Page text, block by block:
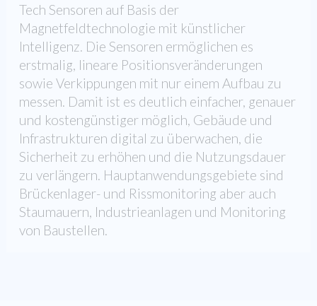
Tech Sensoren auf Basis der
Magnetfeldtechnologie mit künstlicher
Intelligenz. Die Sensoren ermöglichen es
erstmalig, lineare Positionsveränderungen
sowie Verkippungen mit nur einem Aufbau zu
messen. Damit ist es deutlich einfacher, genauer
und kostengünstiger möglich, Gebäude und
Infrastrukturen digital zu überwachen, die
Sicherheit zu erhöhen und die Nutzungsdauer
zu verlängern. Hauptanwendungsgebiete sind
Brückenlager- und Rissmonitoring aber auch
Staumauern, Industrieanlagen und Monitoring
von Baustellen.